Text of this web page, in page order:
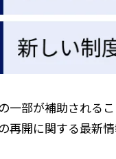
一部が補助される
再開に関する最新